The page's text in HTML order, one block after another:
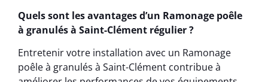
Quels sont les avantages d’un Ramonage poêle
à granulés à Saint-Clément régulier ?
Entretenir votre installation avec un Ramonage
poêle à granulés à Saint-Clément contribue à